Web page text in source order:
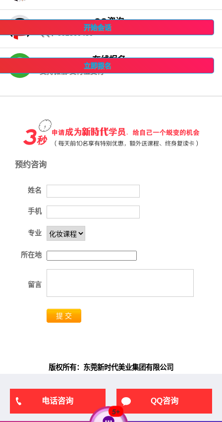
QQ咨询
QQ：592860480
开始会话
在线报名
支持微信/支付宝支付
立即报名
预约咨询
姓名
手机
专业
所在地
留言
提 交
版权所有：东莞新时代美业集团有限公司
电话咨询 QQ咨询
5+